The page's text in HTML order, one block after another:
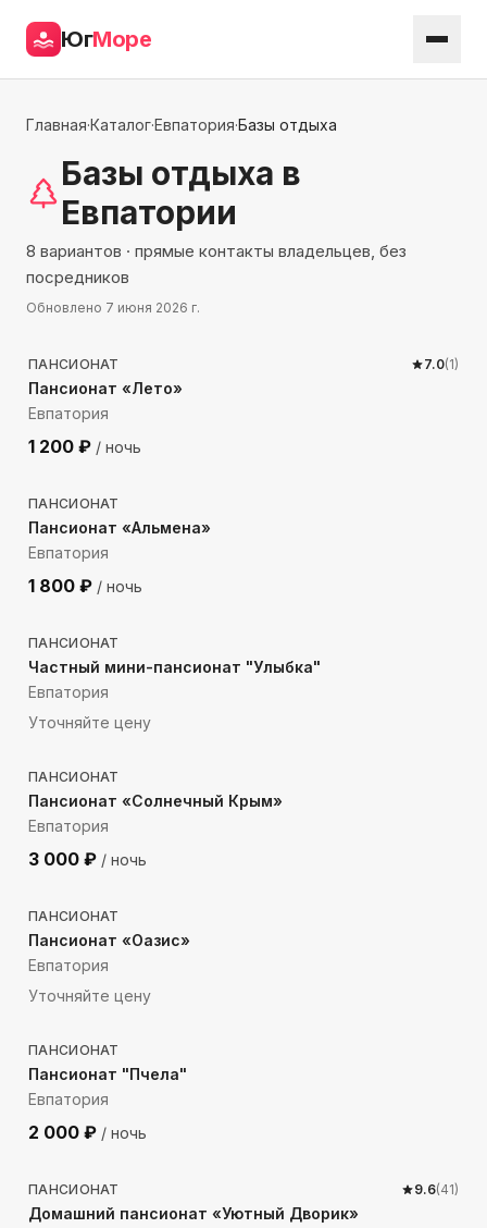
ЮгМоре
Главная·Каталог·Евпатория·Базы отдыха
Базы отдыха в
Евпатории
8 вариантов · прямые контакты владельцев, без
посредников
Обновлено 7 июня 2026 г.
880м до моря
ПАНСИОНАТ 7.0(1)
Пансионат «Лето»
Евпатория
1 200 ₽ / ночь
700 м до моря
ПАНСИОНАТ
Пансионат «Альмена»
Евпатория
1 800 ₽ / ночь
134м до моря
ПАНСИОНАТ
Частный мини-пансионат "Улыбка"
Евпатория
Уточняйте цену
602м до моря
ПАНСИОНАТ
Пансионат «Солнечный Крым»
Евпатория
3 000 ₽ / ночь
40 м до моря
ПАНСИОНАТ
Пансионат «Оазис»
Евпатория
Уточняйте цену
431м до моря
ПАНСИОНАТ
Пансионат "Пчела"
Евпатория
2 000 ₽ / ночь
877м до моря
ПАНСИОНАТ 9.6(41)
Домашний пансионат «Уютный Дворик»